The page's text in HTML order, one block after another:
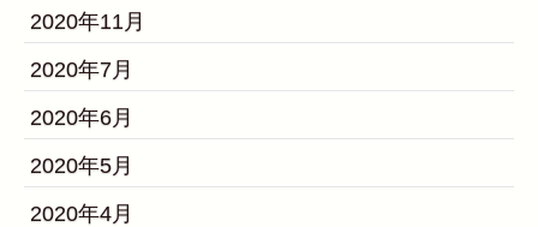
2020年11月
2020年7月
2020年6月
2020年5月
2020年4月